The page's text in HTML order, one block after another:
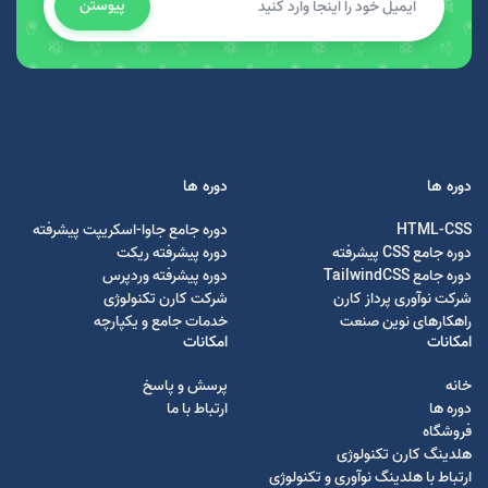
پیوستن
دوره ها
HTML-CSS
دوره جامع CSS پیشرفته
دوره جامع TailwindCSS
شرکت نوآوری پرداز کارن
راهکارهای نوین صنعت
دوره ها
دوره جامع جاوا-اسکریپت پیشرفته
دوره پیشرفته ریکت
دوره پیشرفته وردپرس
شرکت کارن تکنولوژی
خدمات جامع و یکپارچه
امکانات
خانه
دوره ها
فروشگاه
هلدینگ کارن تکنولوژی
ارتباط با هلدینگ نوآوری و تکنولوژی
امکانات
پرسش و پاسخ
ارتباط با ما